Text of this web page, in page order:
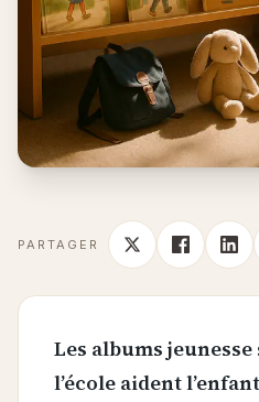
PARTAGER
Les albums
l’école aident